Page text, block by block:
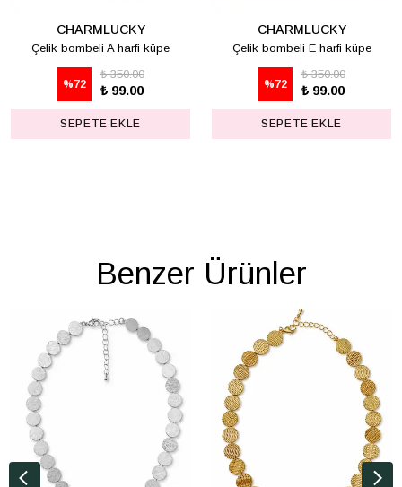
CHARMLUCKY
Çelik bombeli A harfi küpe
%72
₺ 350.00
₺ 99.00
SEPETE EKLE
CHARMLUCKY
Çelik bombeli E harfi küpe
%72
₺ 350.00
₺ 99.00
SEPETE EKLE
Benzer Ürünler